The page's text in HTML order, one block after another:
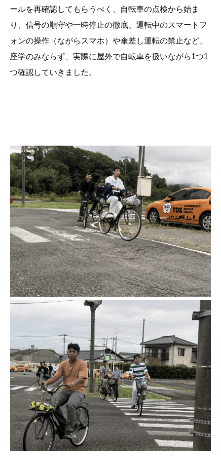
ールを再確認してもらうべく、自転車の点検から始ま
り、信号の順守や一時停止の徹底、運転中のスマートフ
ォンの操作（ながらスマホ）や傘差し運転の禁止など、
座学のみならず、実際に屋外で自転車を扱いながら1つ1
つ確認していきました。